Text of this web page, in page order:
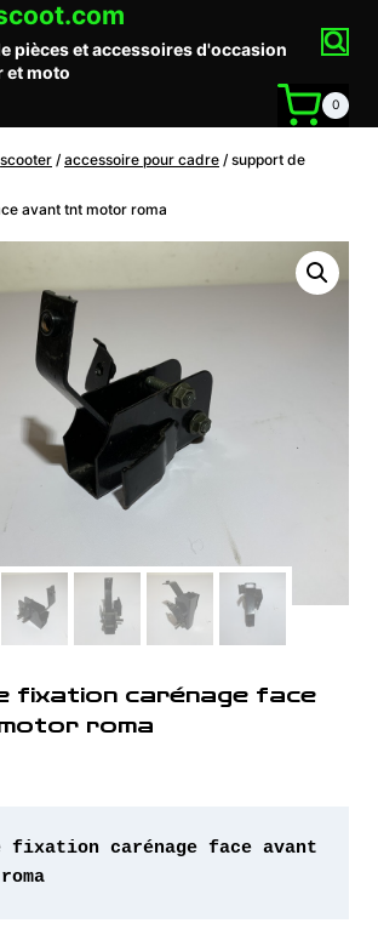
pièces et accessoires d'occasion
et moto
0
scooter / accessoire pour cadre / support de
avant tnt motor roma
fixation carénage face
roma
fixation carénage face avant